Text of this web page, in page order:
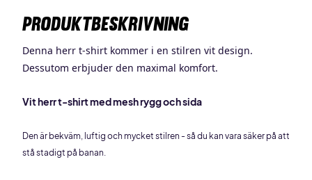
PRODUKTBESKRIVNING
Denna herr t-shirt kommer i en stilren vit design.
Dessutom erbjuder den maximal komfort.
Vit herr t-shirt med mesh rygg och sida
Den är bekväm, luftig och mycket stilren - så du kan vara säker på att
stå stadigt på banan.